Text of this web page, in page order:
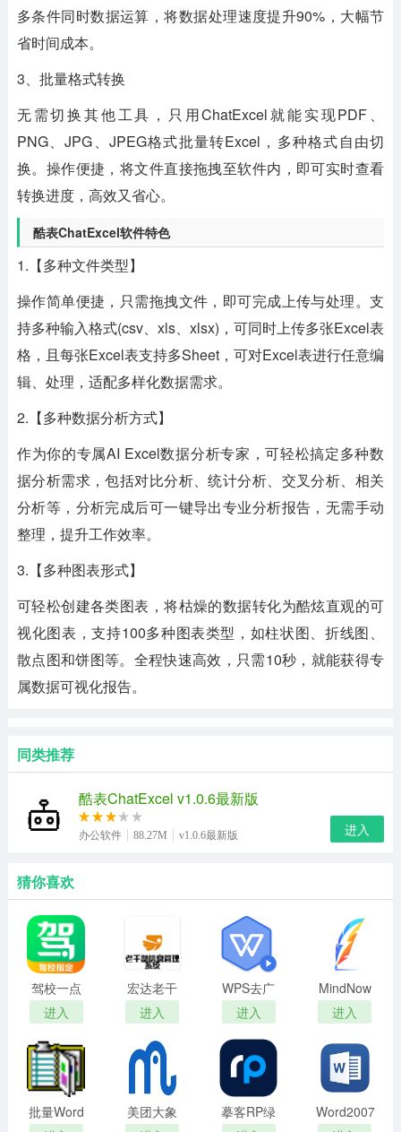
多条件同时数据运算，将数据处理速度提升90%，大幅节
省时间成本。
3、批量格式转换
无需切换其他工具，只用ChatExcel就能实现PDF、
PNG、JPG、JPEG格式批量转Excel，多种格式自由切
换。操作便捷，将文件直接拖拽至软件内，即可实时查看
转换进度，高效又省心。
酷表ChatExcel软件特色
1.【多种文件类型】
操作简单便捷，只需拖拽文件，即可完成上传与处理。支
持多种输入格式(csv、xls、xlsx)，可同时上传多张Excel表
格，且每张Excel表支持多Sheet，可对Excel表进行任意编
辑、处理，适配多样化数据需求。
2.【多种数据分析方式】
作为你的专属AI Excel数据分析专家，可轻松搞定多种数
据分析需求，包括对比分析、统计分析、交叉分析、相关
分析等，分析完成后可一键导出专业分析报告，无需手动
整理，提升工作效率。
3.【多种图表形式】
可轻松创建各类图表，将枯燥的数据转化为酷炫直观的可
视化图表，支持100多种图表类型，如柱状图、折线图、
散点图和饼图等。全程快速高效，只需10秒，就能获得专
属数据可视化报告。
同类推荐
酷表ChatExcel v1.0.6最新版
办公软件 88.27M v1.0.6最新版 进入
猜你喜欢
驾校一点
通模拟考
试C1
进入
宏达老干
部信息管
理系统官
方版
进入
WPS去广
告无联网
版2019
进入
MindNow
思维导图
进入
批量Word
美团大象
摹客RP绿
Word2007